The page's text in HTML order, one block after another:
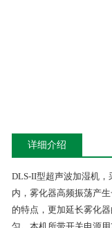
详细介绍
DLS-II型超声波加湿机
内，雾化器高频振荡产
的特点，更加延长雾化